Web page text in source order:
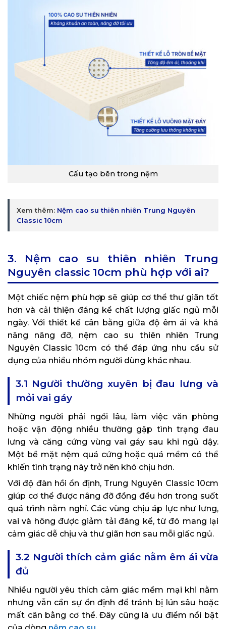
Cấu tạo bên trong nệm
Xem thêm: Nệm cao su thiên nhiên Trung Nguyên
Classic 10cm
3. Nệm cao su thiên nhiên Trung
Nguyên classic 10cm phù hợp với ai?
Một chiếc nệm phù hợp sẽ giúp cơ thể thư giãn tốt
hơn và cải thiện đáng kể chất lượng giấc ngủ mỗi
ngày. Với thiết kế cân bằng giữa độ êm ái và khả
năng nâng đỡ, nệm cao su thiên nhiên Trung
Nguyên Classic 10cm có thể đáp ứng nhu cầu sử
dụng của nhiều nhóm người dùng khác nhau.
3.1 Người thường xuyên bị đau lưng và
mỏi vai gáy
Những người phải ngồi lâu, làm việc văn phòng
hoặc vận động nhiều thường gặp tình trạng đau
lưng và căng cứng vùng vai gáy sau khi ngủ dậy.
Một bề mặt nệm quá cứng hoặc quá mềm có thể
khiến tình trạng này trở nên khó chịu hơn.
Với độ đàn hồi ổn định, Trung Nguyên Classic 10cm
giúp cơ thể được nâng đỡ đồng đều hơn trong suốt
quá trình nằm nghỉ. Các vùng chịu áp lực như lưng,
vai và hông được giảm tải đáng kể, từ đó mang lại
cảm giác dễ chịu và thư giãn hơn sau mỗi giấc ngủ.
3.2 Người thích cảm giác nằm êm ái vừa
đủ
Nhiều người yêu thích cảm giác mềm mại khi nằm
nhưng vẫn cần sự ổn định để tránh bị lún sâu hoặc
mất cân bằng cơ thể. Đây cũng là ưu điểm nổi bật